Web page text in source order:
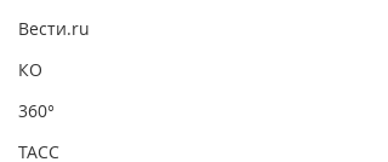
Вести.ru
КО
360°
ТАСС